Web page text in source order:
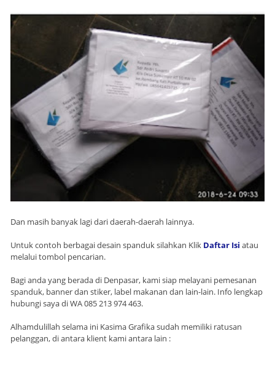
Dan masih banyak lagi dari daerah-daerah lainnya.
Untuk contoh berbagai desain spanduk silahkan Klik Daftar Isi atau
melalui tombol pencarian.
Bagi anda yang berada di Denpasar, kami siap melayani pemesanan
spanduk, banner dan stiker, label makanan dan lain-lain. Info lengkap
hubungi saya di WA 085 213 974 463.
Alhamdulillah selama ini Kasima Grafika sudah memiliki ratusan
pelanggan, di antara klient kami antara lain :